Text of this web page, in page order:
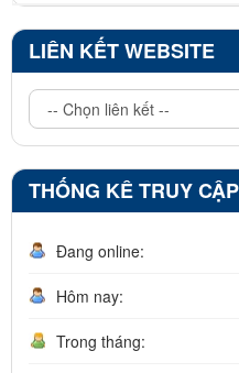
LIÊN KẾT WEBSITE
THỐNG KÊ TRUY CẬP
Đang online:
Hôm nay:
Trong tháng: